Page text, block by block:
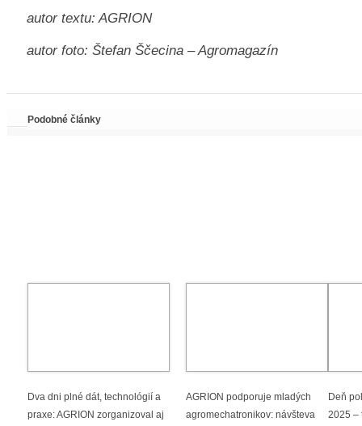
autor textu: AGRION
autor foto: Štefan Ščecina – Agromagazín
Podobné články
Dva dni plné dát, technológií a
praxe: AGRION zorganizoval aj
AGRION podporuje mladých
agromechatronikov: návšteva
Deň
2025 –